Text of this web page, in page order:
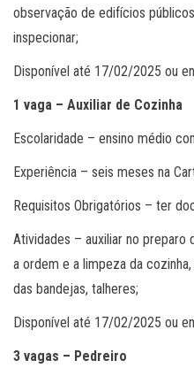
observação de edifícios
inspecionar;
Disponível até 17/02/2025 ou
1 vaga – Auxiliar de Cozinha
Escolaridade – ensino médio
Experiência – seis meses na
Requisitos Obrigatórios – ter
Atividades – auxiliar no preparo
a ordem e a limpeza da
das bandejas, talheres;
Disponível até 17/02/2025 ou
3 vagas – Pedreiro